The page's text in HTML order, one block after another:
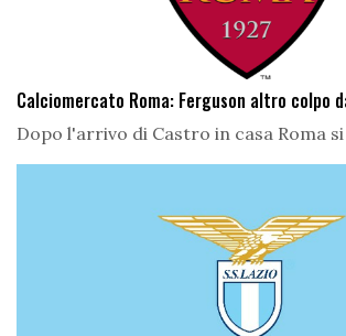
Calciomercato Roma: Ferguson altro colpo
Dopo l'arrivo di Castro in casa Roma